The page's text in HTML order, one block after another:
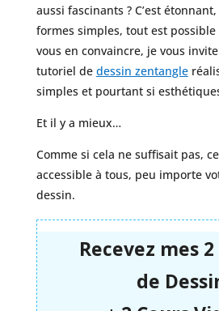
aussi fascinants ? C’est
formes simples, tout est
vous en convaincre, je vous
tutoriel de dessin zentangle
simples et pourtant si
Et il y a mieux…
Comme si cela ne suffisait pas,
accessible à tous, peu importe
dessin.
Recevez mes
de